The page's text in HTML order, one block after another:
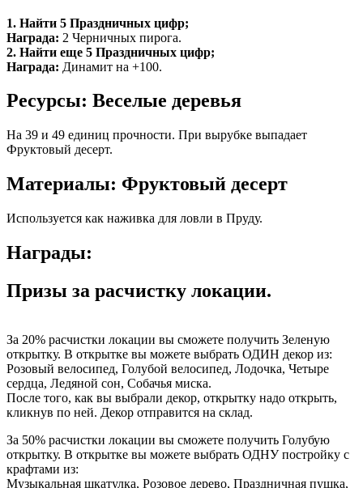
1. Найти 5 Праздничных цифр;
Награда: 2 Черничных пирога.
2. Найти еще 5 Праздничных цифр;
Награда: Динамит на +100.
Ресурсы: Веселые деревья
На 39 и 49 единиц прочности. При вырубке выпадает
Фруктовый десерт.
Материалы: Фруктовый десерт
Используется как наживка для ловли в Пруду.
Награды:
Призы за расчистку локации.
За 20% расчистки локации вы сможете получить Зеленую
открытку. В открытке вы можете выбрать ОДИН декор из:
Розовый велосипед, Голубой велосипед, Лодочка, Четыре
сердца, Ледяной сон, Собачья миска.
После того, как вы выбрали декор, открытку надо открыть,
кликнув по ней. Декор отправится на склад.
За 50% расчистки локации вы сможете получить Голубую
открытку. В открытке вы можете выбрать ОДНУ постройку с
крафтами из:
Музыкальная шкатулка, Розовое дерево, Праздничная пушка,